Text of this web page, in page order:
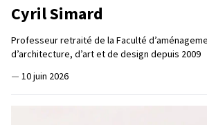
Cyril Simard
Professeur retraité de la Faculté
d’architecture, d’art et de design depuis 2009
— 10 juin 2026